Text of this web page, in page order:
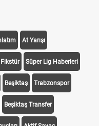
At Yarışı
Süper Lig Haberleri
Beşiktaş Trabzonspor
Beşiktaş Transfer